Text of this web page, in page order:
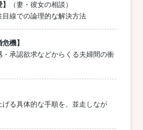
（妻・彼女の相談）
目線での論理的な解決方法
機】
・承認欲求などからくる夫婦間の衝
げる具体的な手順を、並走しなが